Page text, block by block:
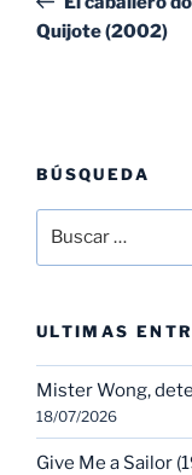
entradas
Quijote (2002)
BÚSQUEDA
por:
ULTIMAS
Mister Wong,
18/07/2026
Give Me a Sailor